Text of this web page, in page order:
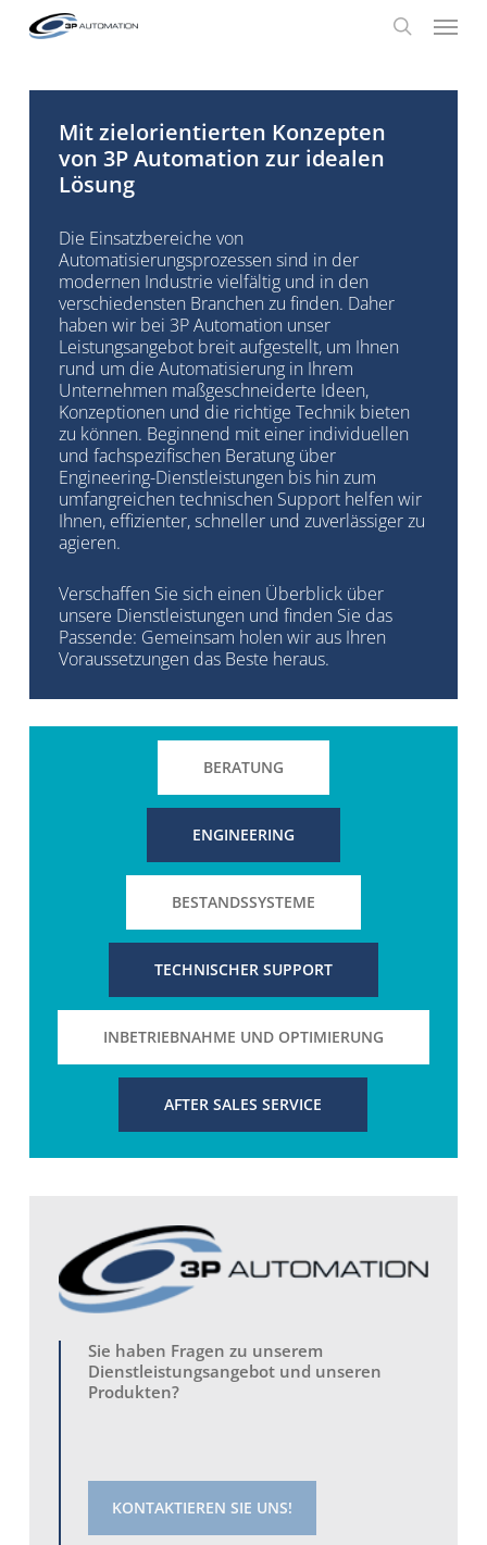
Menu
Mit zielorientierten Konzepten
von 3P Automation zur idealen
Lösung
Die Einsatzbereiche von
Automatisierungsprozessen sind in der
modernen Industrie vielfältig und in den
verschiedensten Branchen zu finden. Daher
haben wir bei 3P Automation unser
Leistungsangebot breit aufgestellt, um Ihnen
rund um die Automatisierung in Ihrem
Unternehmen maßgeschneiderte Ideen,
Konzeptionen und die richtige Technik bieten
zu können. Beginnend mit einer individuellen
und fachspezifischen Beratung über
Engineering-Dienstleistungen bis hin zum
umfangreichen technischen Support helfen wir
Ihnen, effizienter, schneller und zuverlässiger zu
agieren.
Verschaffen Sie sich einen Überblick über
unsere Dienstleistungen und finden Sie das
Passende: Gemeinsam holen wir aus Ihren
Voraussetzungen das Beste heraus.
BERATUNG
ENGINEERING
BESTANDSSYSTEME
TECHNISCHER SUPPORT
INBETRIEBNAHME UND OPTIMIERUNG
AFTER SALES SERVICE
Sie haben Fragen zu unserem
Dienstleistungsangebot und unseren
Produkten?
KONTAKTIEREN SIE UNS!